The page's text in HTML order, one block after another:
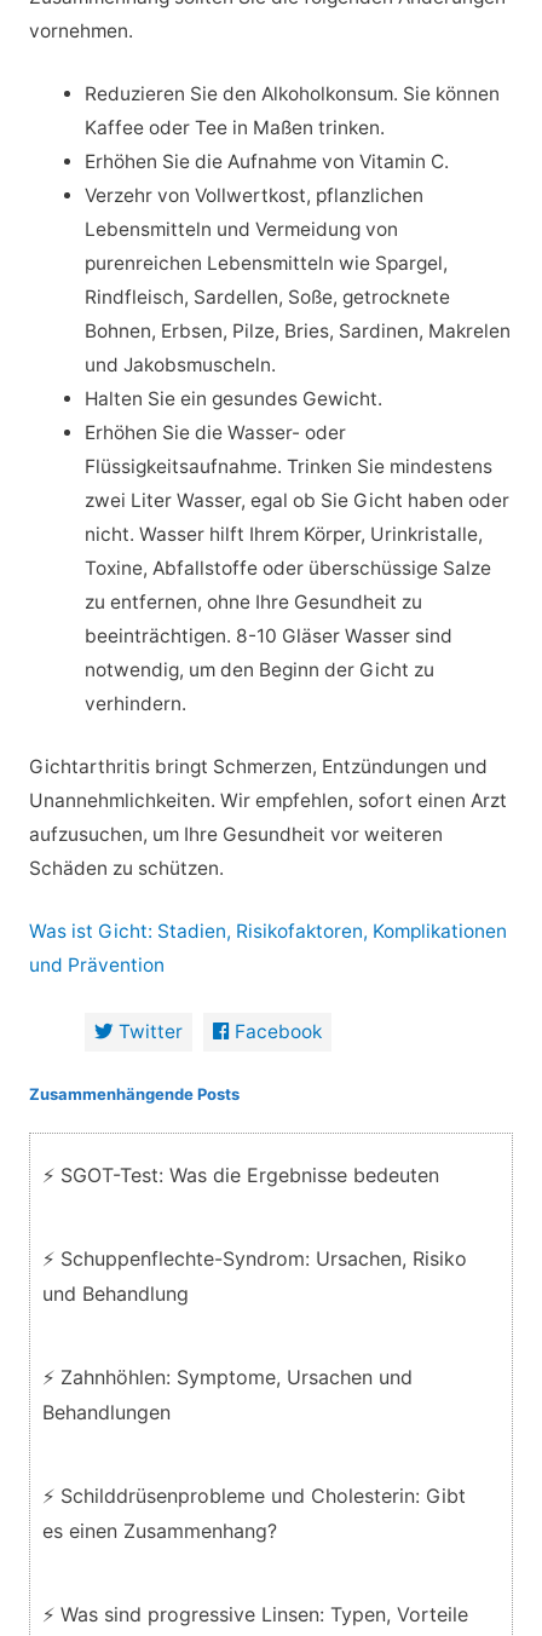
vornehmen.
Reduzieren Sie den Alkoholkonsum. Sie können
Kaffee oder Tee in Maßen trinken.
Erhöhen Sie die Aufnahme von Vitamin C.
Verzehr von Vollwertkost, pflanzlichen
Lebensmitteln und Vermeidung von
purenreichen Lebensmitteln wie Spargel,
Rindfleisch, Sardellen, Soße, getrocknete
Bohnen, Erbsen, Pilze, Bries, Sardinen, Makrelen
und Jakobsmuscheln.
Halten Sie ein gesundes Gewicht.
Erhöhen Sie die Wasser- oder
Flüssigkeitsaufnahme. Trinken Sie mindestens
zwei Liter Wasser, egal ob Sie Gicht haben oder
nicht. Wasser hilft Ihrem Körper, Urinkristalle,
Toxine, Abfallstoffe oder überschüssige Salze
zu entfernen, ohne Ihre Gesundheit zu
beeinträchtigen. 8-10 Gläser Wasser sind
notwendig, um den Beginn der Gicht zu
verhindern.
Gichtarthritis bringt Schmerzen, Entzündungen und
Unannehmlichkeiten. Wir empfehlen, sofort einen Arzt
aufzusuchen, um Ihre Gesundheit vor weiteren
Schäden zu schützen.
Was ist Gicht: Stadien, Risikofaktoren, Komplikationen
und Prävention
Twitter Facebook
Zusammenhängende Posts
⚡ SGOT-Test: Was die Ergebnisse bedeuten
⚡ Schuppenflechte-Syndrom: Ursachen, Risiko
und Behandlung
⚡ Zahnhöhlen: Symptome, Ursachen und
Behandlungen
⚡ Schilddrüsenprobleme und Cholesterin: Gibt
es einen Zusammenhang?
⚡ Was sind progressive Linsen: Typen, Vorteile